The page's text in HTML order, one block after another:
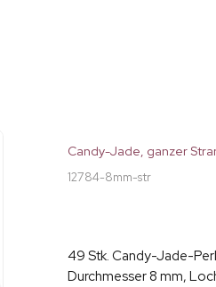
Candy-Jade, ganzer
12784-8mm-str
49 Stk. Candy-Jade-
Durchmesser 8 mm,